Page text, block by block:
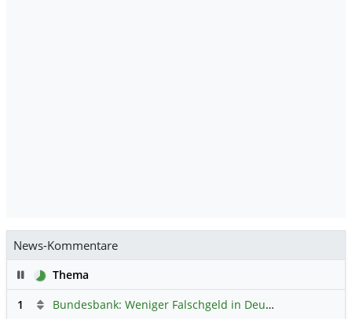
News-Kommentare
PauseThema
1
Bundesbank: Weniger Falschgeld in Deutschland